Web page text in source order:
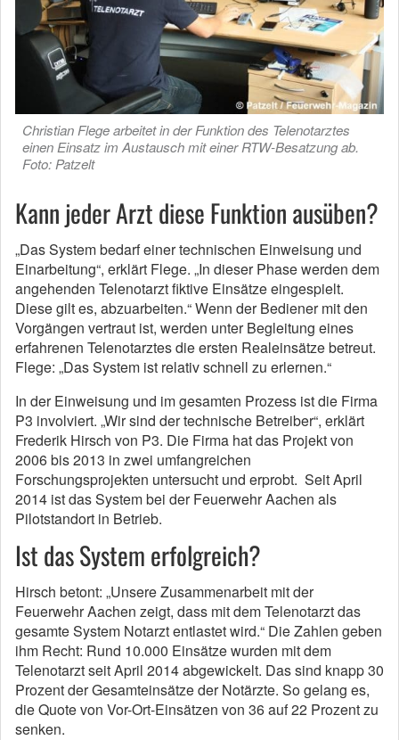
Christian Flege arbeitet in der Funktion des Telenotarztes
einen Einsatz im Austausch mit einer RTW-Besatzung ab.
Foto: Patzelt
Kann jeder Arzt diese Funktion ausüben?
„Das System bedarf einer technischen Einweisung und
Einarbeitung“, erklärt Flege. „In dieser Phase werden dem
angehenden Telenotarzt fiktive Einsätze eingespielt.
Diese gilt es, abzuarbeiten.“ Wenn der Bediener mit den
Vorgängen vertraut ist, werden unter Begleitung eines
erfahrenen Telenotarztes die ersten Realeinsätze betreut.
Flege: „Das System ist relativ schnell zu erlernen.“
In der Einweisung und im gesamten Prozess ist die Firma
P3 involviert. „Wir sind der technische Betreiber“, erklärt
Frederik Hirsch von P3. Die Firma hat das Projekt von
2006 bis 2013 in zwei umfangreichen
Forschungsprojekten untersucht und erprobt. Seit April
2014 ist das System bei der Feuerwehr Aachen als
Pilotstandort in Betrieb.
Ist das System erfolgreich?
Hirsch betont: „Unsere Zusammenarbeit mit der
Feuerwehr Aachen zeigt, dass mit dem Telenotarzt das
gesamte System Notarzt entlastet wird.“ Die Zahlen geben
ihm Recht: Rund 10.000 Einsätze wurden mit dem
Telenotarzt seit April 2014 abgewickelt. Das sind knapp 30
Prozent der Gesamteinsätze der Notärzte. So gelang es,
die Quote von Vor-Ort-Einsätzen von 36 auf 22 Prozent zu
senken.